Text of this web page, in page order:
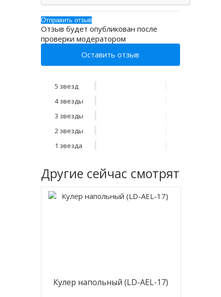
Отзыв будет опубликован после
проверки модератором
Оставить отзыв
5 звезд
4 звезды
3 звезды
2 звезды
1 звезда
Другие сейчас смотрят
Кулер напольный (LD-AEL-17)